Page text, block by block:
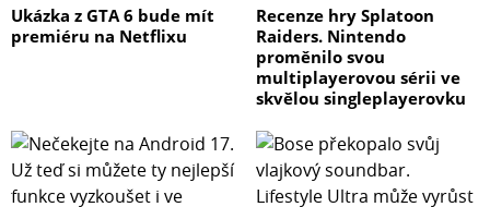
Ukázka z GTA 6 bude mít
premiéru na Netflixu
Recenze hry Splatoon
Raiders. Nintendo
proměnilo svou
multiplayerovou sérii ve
skvělou singleplayerovku